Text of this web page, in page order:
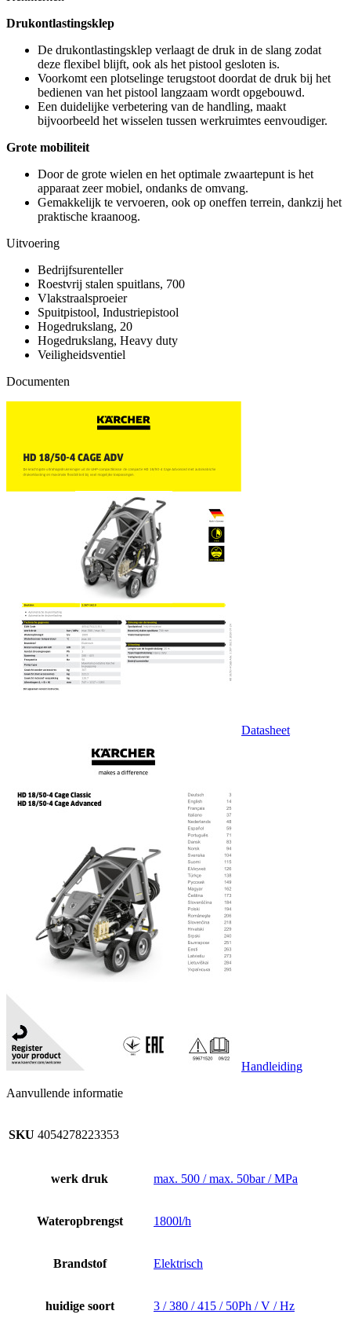
Drukontlastingsklep
De drukontlastingsklep verlaagt de druk in de slang zodat
deze flexibel blijft, ook als het pistool gesloten is.
Voorkomt een plotselinge terugstoot doordat de druk bij het
bedienen van het pistool langzaam wordt opgebouwd.
Een duidelijke verbetering van de handling, maakt
bijvoorbeeld het wisselen tussen werkruimtes eenvoudiger.
Grote mobiliteit
Door de grote wielen en het optimale zwaartepunt is het
apparaat zeer mobiel, ondanks de omvang.
Gemakkelijk te vervoeren, ook op oneffen terrein, dankzij het
praktische kraanoog.
Uitvoering
Bedrijfsurenteller
Roestvrij stalen spuitlans, 700
Vlakstraalsproeier
Spuitpistool, Industriepistool
Hogedrukslang, 20
Hogedrukslang, Heavy duty
Veiligheidsventiel
Documenten
Datasheet
Handleiding
Aanvullende informatie
SKU 4054278223353
werk druk max. 500 / max. 50bar / MPa
Wateropbrengst 1800l/h
Brandstof Elektrisch
huidige soort 3 / 380 / 415 / 50Ph / V / Hz